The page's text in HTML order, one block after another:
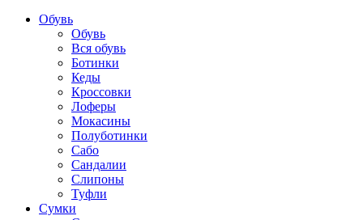
Обувь
Обувь
Вся обувь
Ботинки
Кеды
Кроссовки
Лоферы
Мокасины
Полуботинки
Сабо
Сандалии
Слипоны
Туфли
Сумки